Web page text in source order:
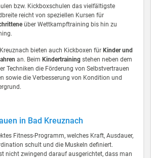
bzw. Kickboxschulen das vielfältigste
reicht von speziellen Kursen für
über Wettkampftraining bis hin zu
bieten auch Kickboxen für Kinder und
an. Beim Kindertraining stehen neben dem
Techniken die Förderung von Selbstvertrauen
sowie die Verbesserung von Kondition und
in Bad Kreuznach
Fitness-Programm, welches Kraft, Ausdauer,
schult und die Muskeln definiert.
nicht zwingend darauf ausgerichtet, dass man